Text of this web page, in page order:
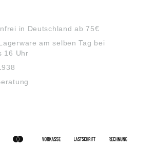
in Deutschland ab 75€
am selben Tag bei
16 Uhr